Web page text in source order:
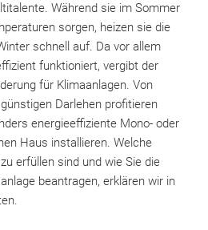
Während sie im Sommer
sorgen, heizen sie die
schnell auf. Da vor allem
funktioniert, vergibt der
für Klimaanlagen. Von
Darlehen profitieren
energieeffiziente Mono- oder
Haus installieren. Welche
erfüllen sind und wie Sie die
beantragen, erklären wir in